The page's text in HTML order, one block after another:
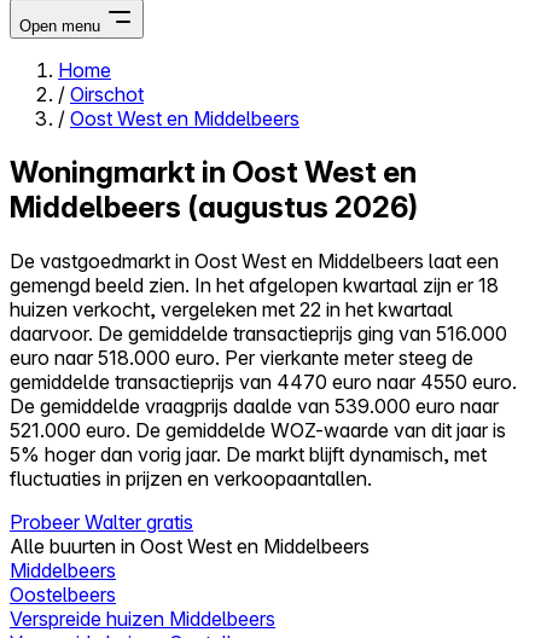
Open menu
Close menu
Alles-in-één
Reviews
Prijzen
Log in
Probeer Walter gratis
Home
/ Oirschot
/ Oost West en Middelbeers
Woningmarkt in Oost West en
Middelbeers (augustus 2026)
De vastgoedmarkt in Oost West en Middelbeers laat een
gemengd beeld zien. In het afgelopen kwartaal zijn er 18
huizen verkocht, vergeleken met 22 in het kwartaal
daarvoor. De gemiddelde transactieprijs ging van 516.000
euro naar 518.000 euro. Per vierkante meter steeg de
gemiddelde transactieprijs van 4470 euro naar 4550 euro.
De gemiddelde vraagprijs daalde van 539.000 euro naar
521.000 euro. De gemiddelde WOZ-waarde van dit jaar is
5% hoger dan vorig jaar. De markt blijft dynamisch, met
fluctuaties in prijzen en verkoopaantallen.
Probeer Walter gratis
Alle buurten in Oost West en Middelbeers
Middelbeers
Oostelbeers
Verspreide huizen Middelbeers